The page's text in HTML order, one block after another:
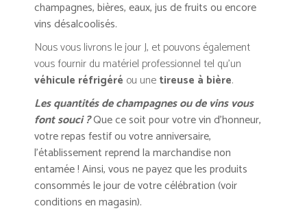
champagnes, bières, eaux, jus de fruits ou encore
vins désalcoolisés.
Nous vous livrons le jour J, et pouvons également
vous fournir du matériel professionnel tel qu’un
véhicule réfrigéré ou unetireuse à bière.
Les quantités de champagnes ou de vins vous
font souci ?Que ce soit pour votre vin d’honneur,
votre repas festif ou votre anniversaire,
l’établissement reprend la marchandise non
entamée ! Ainsi, vous ne payez que les produits
consommés le jour de votre célébration (voir
conditions en magasin).